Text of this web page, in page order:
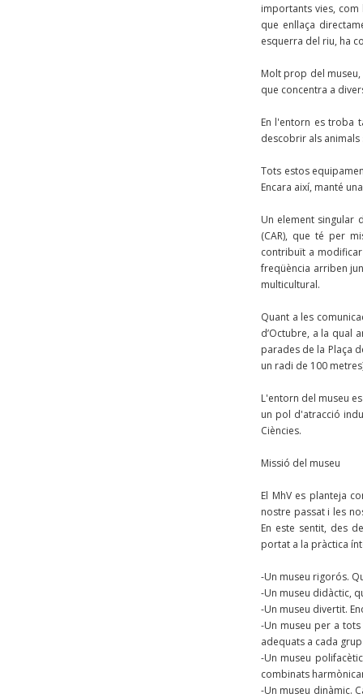
importants vies,
que enllaça
esquerra del riu, ha
Molt prop del
que concentra a
En l'entorn es troba
descobrir als animals
Tots estos
Encara així, manté
Un element singular
(CAR), que té per
contribuït a
freqüència arriben
multicultural.
Quant a les
d’Octubre, a la qual
parades de la Plaça
un radi de 100
L'entorn del museu
un pol d'atracció
Ciències.
Missió del museu
El MhV es planteja
nostre passat i les
En este sentit, des
portat a la pràctica
-Un museu rigorós.
-Un museu didàctic,
-Un museu divertit.
-Un museu per a
adequats a cada
-Un museu
combinats
-Un museu dinàmic.